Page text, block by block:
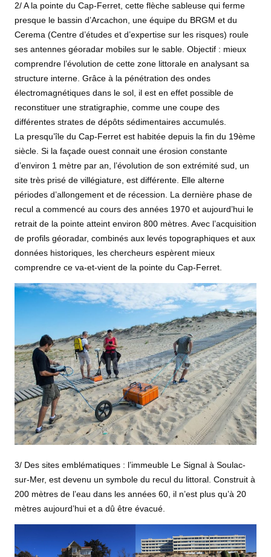
2/ A la pointe du Cap-Ferret, cette flèche sableuse qui ferme
presque le bassin d’Arcachon, une équipe du BRGM et du
Cerema (Centre d’études et d’expertise sur les risques) roule
ses antennes géoradar mobiles sur le sable. Objectif : mieux
comprendre l’évolution de cette zone littorale en analysant sa
structure interne. Grâce à la pénétration des ondes
électromagnétiques dans le sol, il est en effet possible de
reconstituer une stratigraphie, comme une coupe des
différentes strates de dépôts sédimentaires accumulés.
La presqu’île du Cap-Ferret est habitée depuis la fin du 19ème
siècle. Si la façade ouest connait une érosion constante
d’environ 1 mètre par an, l’évolution de son extrémité sud, un
site très prisé de villégiature, est différente. Elle alterne
périodes d’allongement et de récession. La dernière phase de
recul a commencé au cours des années 1970 et aujourd’hui le
retrait de la pointe atteint environ 800 mètres. Avec l’acquisition
de profils géoradar, combinés aux levés topographiques et aux
données historiques, les chercheurs espèrent mieux
comprendre ce va-et-vient de la pointe du Cap-Ferret.
3/ Des sites emblématiques : l’immeuble Le Signal à Soulac-
sur-Mer, est devenu un symbole du recul du littoral. Construit à
200 mètres de l’eau dans les années 60, il n’est plus qu’à 20
mètres aujourd’hui et a dû être évacué.